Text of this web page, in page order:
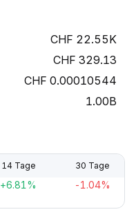
22.55K
329.13
0.00010544
1.00B
14 Tage 30 Tage
+6.81% -1.04%